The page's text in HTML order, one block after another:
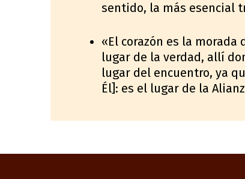
sentido, la más esencial
«El corazón es la
lugar de la verdad, allí
lugar del encuentro, ya
Él]: es el lugar de la